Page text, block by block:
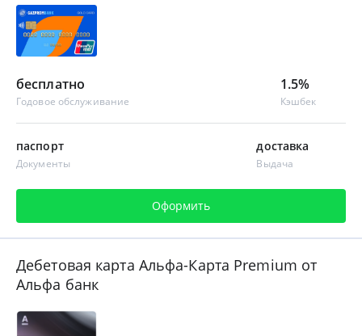
бесплатно
Годовое обслуживание
1.5%
Кэшбек
паспорт
Документы
доставка
Выдача
Оформить
Дебетовая карта Альфа-Карта Premium от
Альфа банк